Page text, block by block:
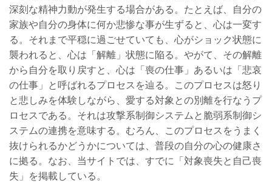
深刻な精神力動が発生する場合がある。たとえば、自分の
家族や自分の身体に何か悲惨な事が生ずると、心は一変す
る。それまで平穏に過ごせていても、心がショック状態に
襲われると、心は「解離」状態に陥る。やがて、その解離
から自分を取り戻すと、心は「喪の仕事」あるいは「悲哀
の仕事」と呼ばれるプロセスを辿る。このプロセスは怒り
と悲しみを体験しながら、愛する対象との別離を行なうプ
ロセスである。それは攻撃系制御システムと脆弱系制御シ
ステムの連携を意味する。むろん、このプロセスをうまく
抜けられるかどうかについては、普段の自分の心の健康さ
に拠る。なお、当サイトでは、すでに「対象喪失と自己喪
失」を掲載している。